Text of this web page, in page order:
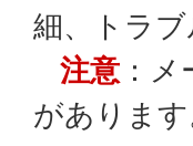
細、トラ
注意 ：
がありま